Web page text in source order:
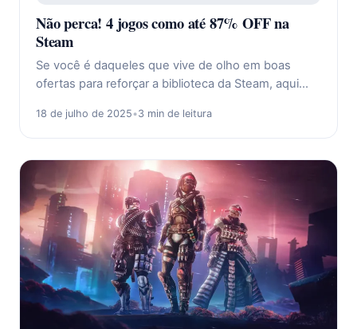
Não perca! 4 jogos como até 87% OFF na
Steam
Se você é daqueles que vive de olho em boas
ofertas para reforçar a biblioteca da Steam, aqui…
18 de julho de 2025•3 min de leitura